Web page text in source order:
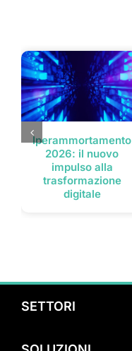
Iperammortamento
2026: il nuovo
impulso alla
trasformazione
digitale
SETTORI